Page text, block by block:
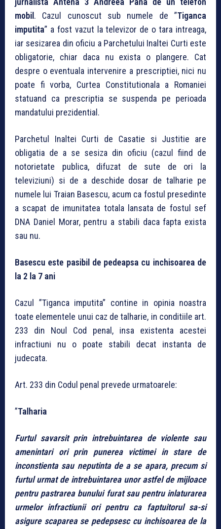
mobil . Cazul cunoscut sub numele de ”Tiganca
imputita” a fost vazut la televizor de o tara intreaga,
iar sesizarea din oficiu a Parchetului Inaltei Curti este
obligatorie, chiar daca nu exista o plangere. Cat
despre o eventuala intervenire a prescriptiei, nici nu
poate fi vorba, Curtea Constitutionala a Romaniei
statuand ca prescriptia se suspenda pe perioada
mandatului prezidential.
Parchetul Inaltei Curti de Casatie si Justitie are
obligatia de a se sesiza din oficiu (cazul fiind de
notorietate publica, difuzat de sute de ori la
televiziuni) si de a deschide dosar de talharie pe
numele lui Traian Basescu, acum ca fostul presedinte
a scapat de imunitatea totala lansata de fostul sef
DNA Daniel Morar, pentru a stabili daca fapta exista
sau nu.
Basescu este pasibil de pedeapsa cu inchisoarea de
la 2 la 7 ani
Cazul ”Tiganca imputita” contine in opinia noastra
toate elementele unui caz de talharie, in conditiile art.
233 din Noul Cod penal, insa existenta acestei
infractiuni nu o poate stabili decat instanta de
judecata.
Art. 233 din Codul penal prevede urmatoarele:
”Talharia
Furtul savarsit prin intrebuintarea de violente sau
amenintari ori prin punerea victimei in stare de
inconstienta sau neputinta de a se apara, precum si
furtul urmat de intrebuintarea unor astfel de mijloace
pentru pastrarea bunului furat sau pentru inlaturarea
urmelor infractiunii ori pentru ca faptuitorul sa-si
asigure scaparea se pedepsesc cu inchisoarea de la